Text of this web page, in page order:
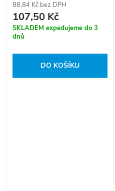
88,84 Kč bez DPH
107,50 Kč
SKLADEM expedujeme do 3
dnů
DO KOŠÍKU